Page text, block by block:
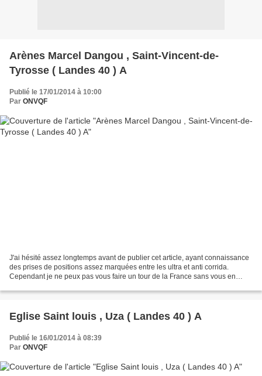
Arènes Marcel Dangou , Saint-Vincent-de-
Tyrosse ( Landes 40 ) A
Publié le 17/01/2014 à 10:00
Par ONVQF
J'ai hésité assez longtemps avant de publier cet article, ayant connaissance
des prises de positions assez marquées entre les ultra et anti corrida.
Cependant je ne peux pas vous faire un tour de la France sans vous en
Eglise Saint louis , Uza ( Landes 40 ) A
Publié le 16/01/2014 à 08:39
Par ONVQF